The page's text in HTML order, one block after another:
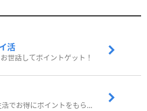
活
世話してポイントゲット！
歩いてポイ活！日常生活でお得にポイントをもらおう